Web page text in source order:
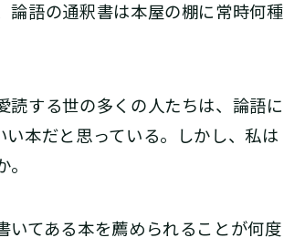
語の通釈書は本屋の棚に常時何種
する世の多くの人たちは、論語に
本だと思っている。しかし、私は
てある本を薦められることが何度